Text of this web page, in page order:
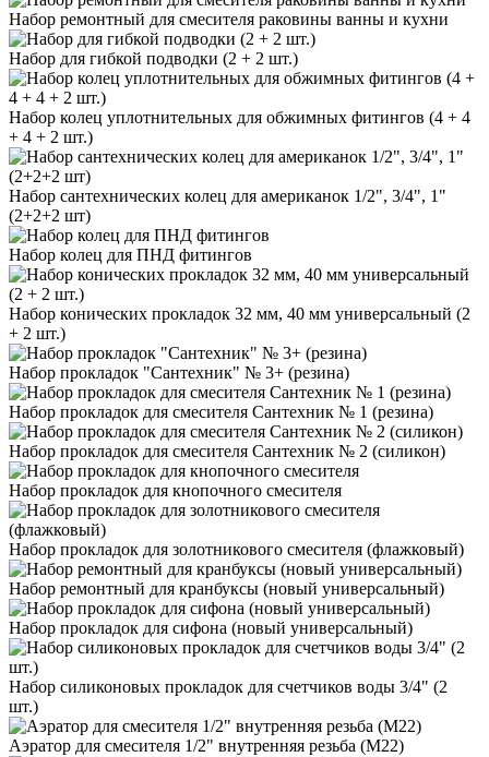
Набор ремонтный для смесителя раковины ванны и кухни
Набор для гибкой подводки (2 + 2 шт.)
Набор колец уплотнительных для обжимных фитингов (4 + 4
+ 4 + 2 шт.)
Набор сантехнических колец для американок 1/2", 3/4", 1"
(2+2+2 шт)
Набор колец для ПНД фитингов
Набор конических прокладок 32 мм, 40 мм универсальный (2
+ 2 шт.)
Набор прокладок "Сантехник" № 3+ (резина)
Набор прокладок для смесителя Сантехник № 1 (резина)
Набор прокладок для смесителя Сантехник № 2 (силикон)
Набор прокладок для кнопочного смесителя
Набор прокладок для золотникового смесителя (флажковый)
Набор ремонтный для кранбуксы (новый универсальный)
Набор прокладок для сифона (новый универсальный)
Набор силиконовых прокладок для счетчиков воды 3/4" (2
шт.)
Аэратор для смесителя 1/2" внутренняя резьба (М22)